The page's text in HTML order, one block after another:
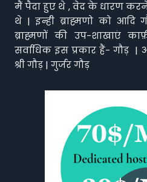
मैं पैदा हुए थे , वेद के धारण करने
थे | इन्ही ब्राह्मणो को आदि
ब्राह्मणों की उप-शाखाएं
सर्वाधिक इस प्रकार हैं- गौड़ |
श्री गौड़ | गुर्जर गौड़